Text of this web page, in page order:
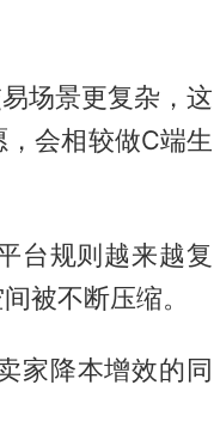
场景更复杂，这
会相较做C端生
台规则越来越复
被不断压缩。
家降本增效的同